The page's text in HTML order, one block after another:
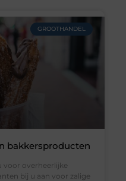
GROOTHANDEL
bakkersproducten
voor overheerlijke
bij u aan voor zalige